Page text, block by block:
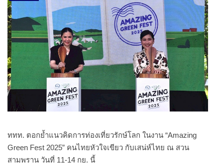
ททท. ตอกย้ำแนวคิดการท่องเที่ยวรักษ์โลก ในงาน “Amazing
Green Fest 2025” คนไทยหัวใจเขียว กับเสน่ห์ไทย ณ สวน
สามพราน วันที่ 11-14 กย. นี้